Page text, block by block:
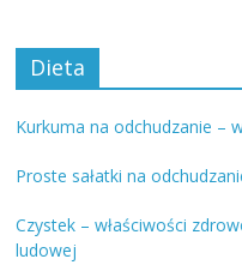
Dieta
Kurkuma na odchudzanie –
Proste sałatki na
Czystek – właściwości
ludowej